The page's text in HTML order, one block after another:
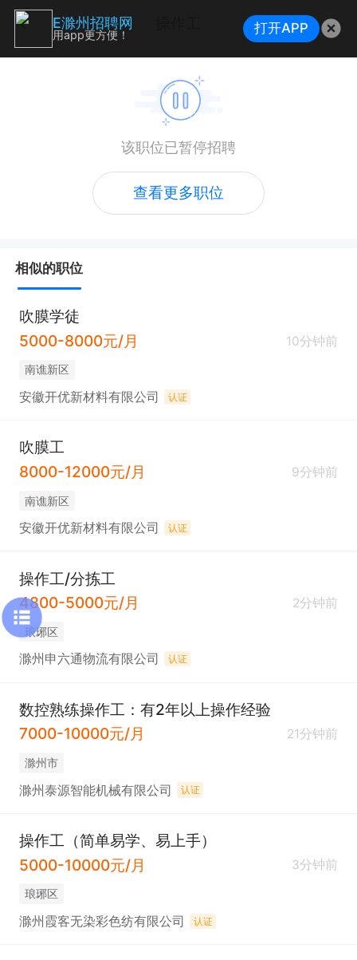
该职位已暂停招聘
查看更多职位
相似的职位
吹膜学徒
5000-8000元/月
10分钟前
南谯新区
安徽开优新材料有限公司 认证
吹膜工
8000-12000元/月
9分钟前
南谯新区
安徽开优新材料有限公司 认证
操作工/分拣工
4800-5000元/月
2分钟前
琅琊区
滁州申六通物流有限公司 认证
数控熟练操作工：有2年以上操作经验
7000-10000元/月
21分钟前
滁州市
滁州泰源智能机械有限公司 认证
操作工（简单易学、易上手）
5000-10000元/月
3分钟前
琅琊区
滁州霞客无染彩色纺有限公司 认证
E滁州招聘网
用app更方便！ 打开APP